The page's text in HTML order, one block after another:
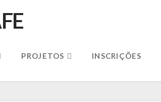
PROJETOS INSCRIÇÕES